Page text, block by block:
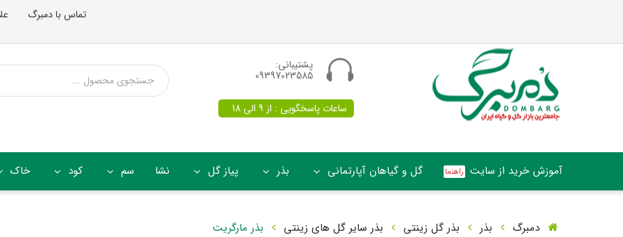
تماس با دمبرگ
پشتیبانی:
09397023585
ساعات پاسخگویی : از 9 الی 18
آموزش خرید از سایت گل و گیاهان آپارتمانی بذر پیاز گل نشا سم کود خاک
دمبرگ بذر بذر گل زینتی بذر سایر گل های زینتی بذر مارگریت